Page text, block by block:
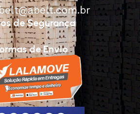
de Segurança
de Envio